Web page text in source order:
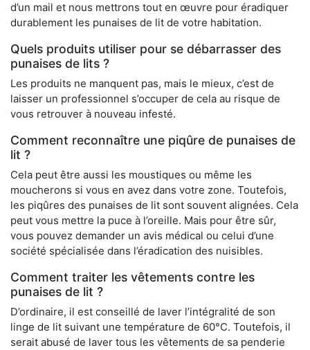
d’un mail et nous mettrons tout en œuvre pour éradiquer
durablement les punaises de lit de votre habitation.
Quels produits utiliser pour se débarrasser des
punaises de lits ?
Les produits ne manquent pas, mais le mieux, c’est de
laisser un professionnel s’occuper de cela au risque de
vous retrouver à nouveau infesté.
Comment reconnaître une piqûre de punaises de
lit ?
Cela peut être aussi les moustiques ou même les
moucherons si vous en avez dans votre zone. Toutefois,
les piqûres des punaises de lit sont souvent alignées. Cela
peut vous mettre la puce à l’oreille. Mais pour être sûr,
vous pouvez demander un avis médical ou celui d’une
société spécialisée dans l’éradication des nuisibles.
Comment traiter les vêtements contre les
punaises de lit ?
D’ordinaire, il est conseillé de laver l’intégralité de son
linge de lit suivant une température de 60°C. Toutefois, il
serait abusé de laver tous les vêtements de sa penderie